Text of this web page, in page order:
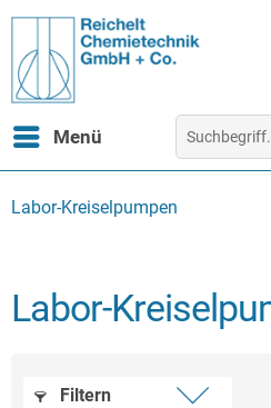
Menü
Labor-Kreiselpumpen
Labor-
Filtern